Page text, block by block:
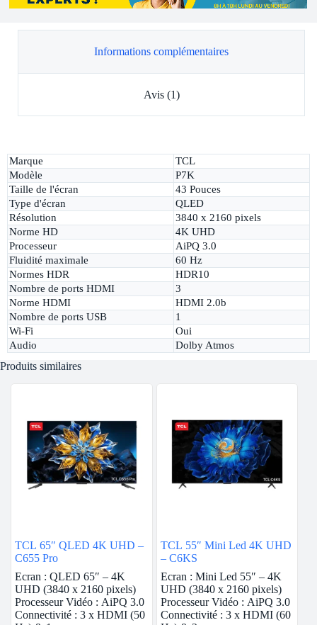
Informations complémentaires
Avis (1)
Marque
TCL
Modèle
P7K
Taille de l'écran
43 Pouces
Type d'écran
QLED
Résolution
3840 x 2160 pixels
Norme HD
4K UHD
Processeur
AiPQ 3.0
Fluidité maximale
60 Hz
Normes HDR
HDR10
Nombre de ports HDMI
3
Norme HDMI
HDMI 2.0b
Nombre de ports USB
1
Wi-Fi
Oui
Audio
Dolby Atmos
Produits similaires
TCL 65″ QLED 4K UHD –
C655 Pro
Ecran : QLED 65″ – 4K
UHD (3840 x 2160 pixels)
Processeur Vidéo : AiPQ 3.0
Connectivité : 3 x HDMI (50
TCL 55″ Mini Led 4K UHD
– C6KS
Ecran : Mini Led 55″ – 4K
UHD (3840 x 2160 pixels)
Processeur Vidéo : AiPQ 3.0
Connectivité : 3 x HDMI (60